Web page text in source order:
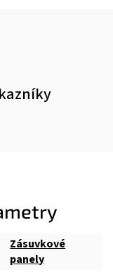
Zásuvkové
panely